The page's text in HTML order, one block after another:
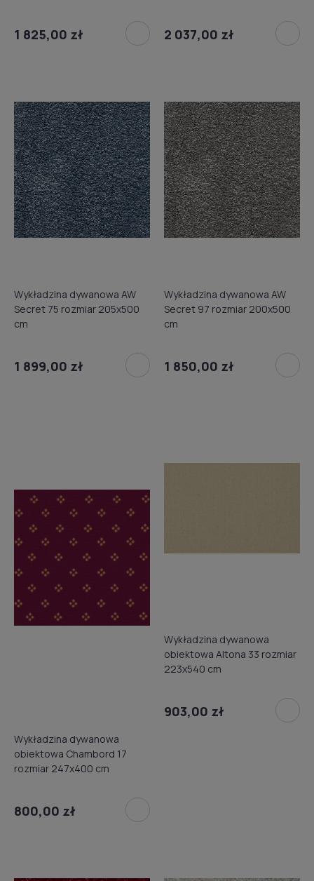
1 825,00 zł 2 037,00 zł
Wykładzina dywanowa AW
Secret 75 rozmiar 205x500
cm
1 899,00 zł
Wykładzina dywanowa AW
Secret 97 rozmiar 200x500
cm
1 850,00 zł
Wykładzina dywanowa
obiektowa Chambord 17
rozmiar 247x400 cm
800,00 zł
Wykładzina dywanowa
obiektowa Altona 33 rozmiar
223x540 cm
903,00 zł